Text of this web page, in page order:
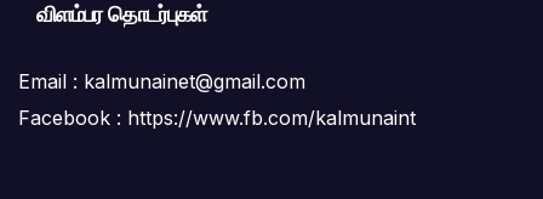
விளம்பர தொடர்புகள்
Email : kalmunainet@gmail.com
Facebook : https://www.fb.com/kalmunaint